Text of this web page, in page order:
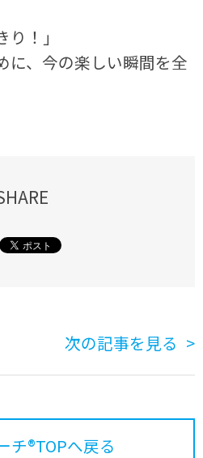
！」
に、今の楽しい瞬間を全
次の記事を見る
チ®TOPへ戻る